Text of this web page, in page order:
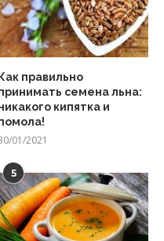
Как правильно
семена льна:
кипятка и
01/2021
5